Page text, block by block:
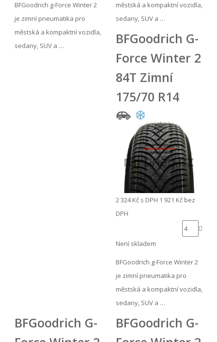
BFGoodrich g-Force Winter 2
je zimní pneumatika pro
městská a kompaktní vozidla,
sedany, SUV a …
městská a kompaktní vozidla,
sedany, SUV a …
BFGoodrich G-
Force Winter 2
84T Zimní
175/70 R14
2 324 Kč s DPH 1 921 Kč bez
DPH
Není skladem
BFGoodrich g-Force Winter 2
je zimní pneumatika pro
městská a kompaktní vozidla,
sedany, SUV a …
BFGoodrich G-
BFGoodrich G-